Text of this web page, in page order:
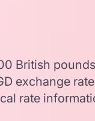
British
exchange
rate